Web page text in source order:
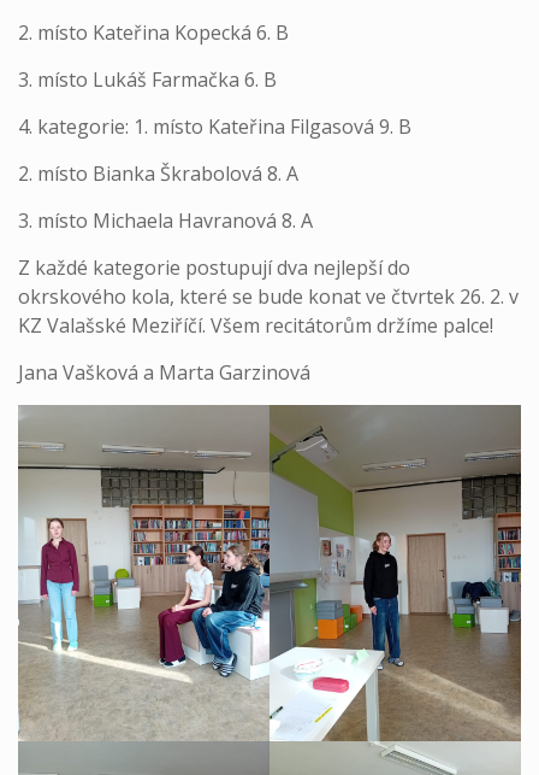
2. místo Kateřina Kopecká 6. B
3. místo Lukáš Farmačka 6. B
4. kategorie: 1. místo Kateřina Filgasová 9. B
2. místo Bianka Škrabolová 8. A
3. místo Michaela Havranová 8. A
Z každé kategorie postupují dva nejlepší do
okrskového kola, které se bude konat ve čtvrtek 26. 2. v
KZ Valašské Meziříčí. Všem recitátorům držíme palce!
Jana Vašková a Marta Garzinová